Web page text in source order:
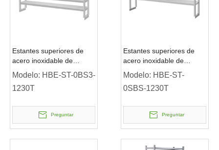
Estantes superiores de
acero inoxidable de
montaje de 3 capas
Modelo: HBE-ST-0BS3-
1230T
Preguntar
Estantes superiores de
acero inoxidable de
montaje de 2 capas
Modelo: HBE-ST-
0SBS-1230T
Preguntar